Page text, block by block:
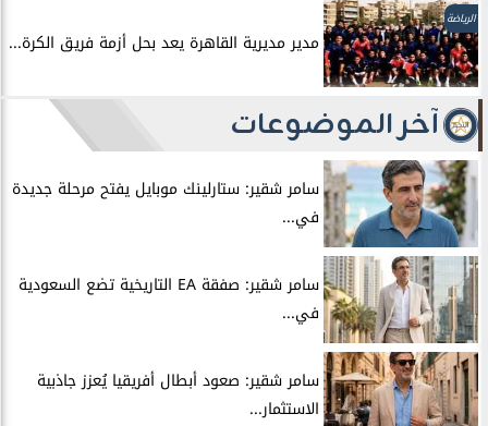
الرياضة
مدير مديرية القاهرة يعد بحل أزمة فريق الكرة...
آخر الموضوعات
سامر شقير: ستارلينك موبايل يفتح مرحلة جديدة
في...
سامر شقير: صفقة EA التاريخية تضع السعودية
في...
سامر شقير: صعود أبطال أفريقيا يُعزز جاذبية
الاستثمار...